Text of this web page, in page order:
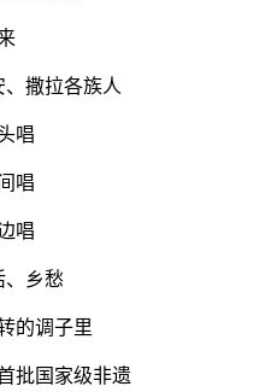
撒拉各族人
唱
唱
唱
、乡愁
的调子里
批国家级非遗